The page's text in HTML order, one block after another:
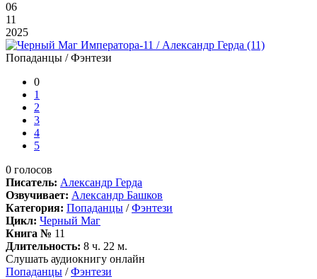
06
11
2025
Попаданцы / Фэнтези
0
1
2
3
4
5
0 голосов
Писатель: Александр Герда
Озвучивает: Александр Башков
Категория: Попаданцы /Фэнтези
Цикл: Черный Маг
Книга № 11
Длительность: 8 ч. 22 м.
Слушать аудиокнигу онлайн
Попаданцы /Фэнтези